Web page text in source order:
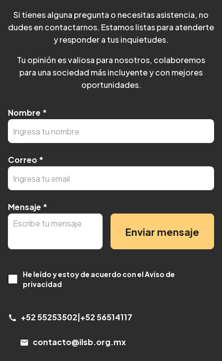
Si tienes alguna pregunta o necesitas asistencia, no
dudes en contactarnos. Estamos listas para atenderte
y responder a tus inquietudes.
Tu opinión es valiosa para nosotros, colaboremos
para una sociedad más incluyente y con mejores
oportunidades.
Nombre *
Correo*
Mensaje *
Enviar mensaje
He leído y estoy de acuerdo con el Aviso de
privacidad
call +52 55253502 +52 56514117
email contacto@ilsb.org.mx